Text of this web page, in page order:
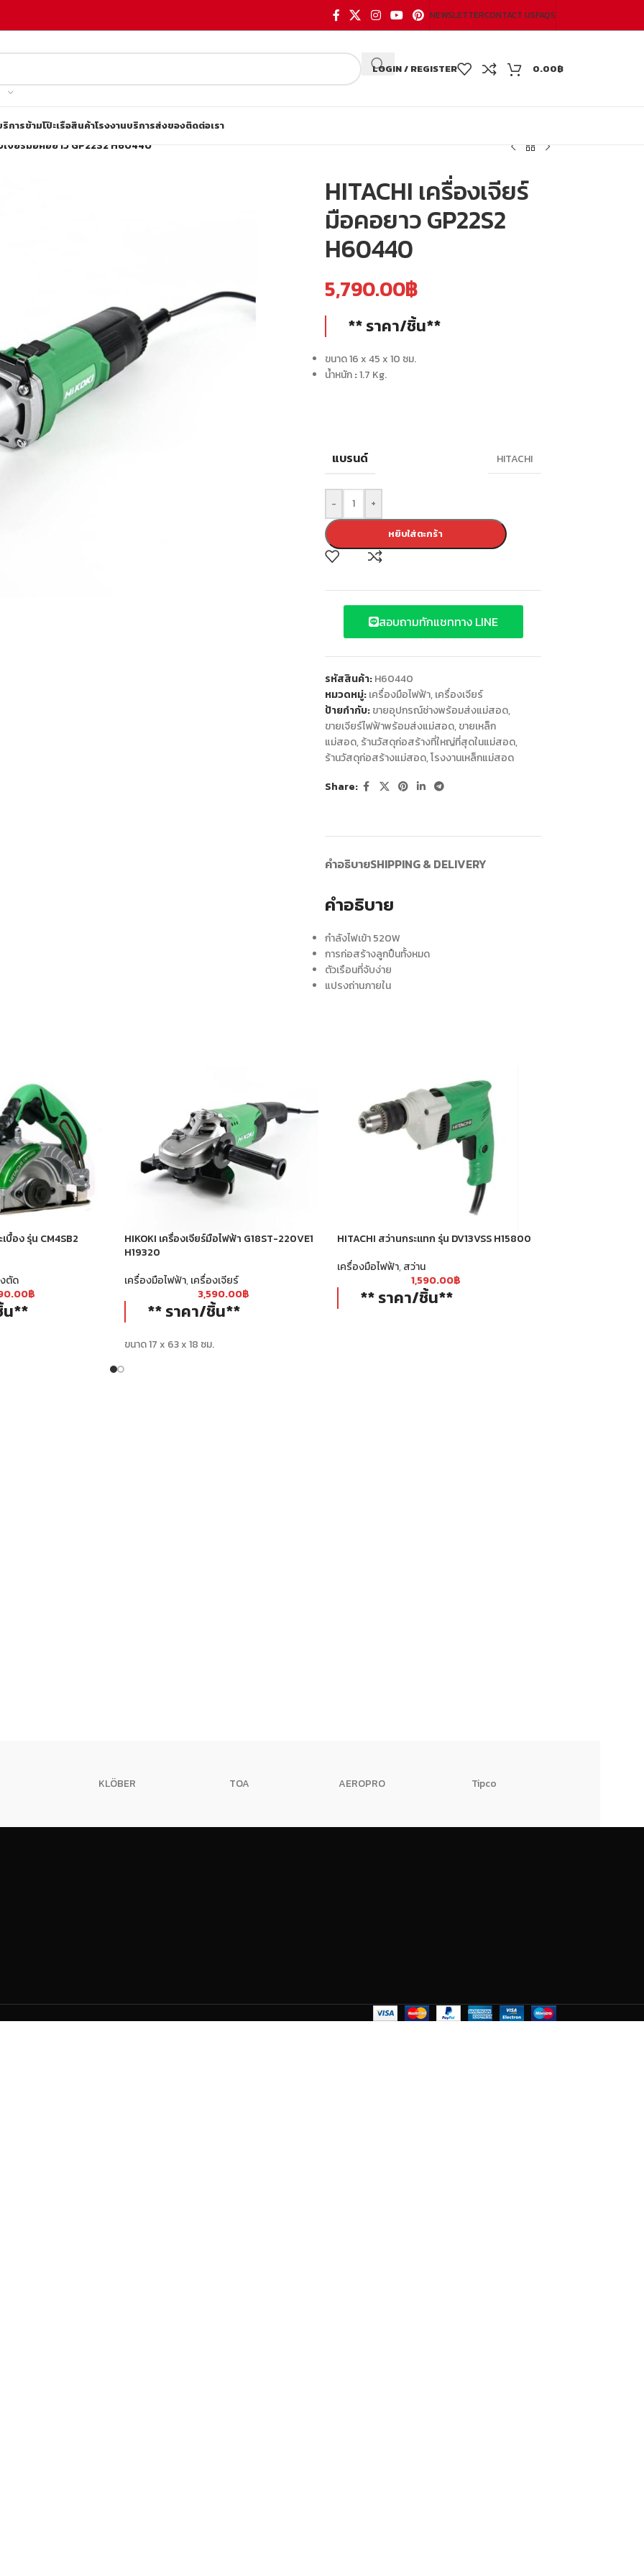
NEWSLETTERCONTACT USFAQS
LOGIN / REGISTER 0.00฿
ริการข้ามโป๊ะเรือสินค้าโรงงานบริการส่งของติดต่อเรา
เจียร์มือคอยาว GP22S2 H60440
HITACHI เครื่องเจียร์
มือคอยาว GP22S2
H60440
5,790.00฿
** ราคา/ชิ้น**
ขนาด 16 x 45 x 10 ซม.
น้ำหนัก:1.7 Kg.
แบรนด์ HITACHI
- +
หยิบใส่ตะกร้า
สอบถามทักแชททาง LINE
รหัสสินค้า:H60440
หมวดหมู่: เครื่องมือไฟฟ้า, เครื่องเจียร์
ป้ายกำกับ: ขายอุปกรณ์ช่างพร้อมส่งแม่สอด,
ขายเจียร์ไฟฟ้าพร้อมส่งแม่สอด, ขายเหล็ก
แม่สอด, ร้านวัสดุก่อสร้างที่ใหญ่ที่สุดในแม่สอด,
ร้านวัสดุก่อสร้างแม่สอด,โรงงานเหล็กแม่สอด
Share:
คำอธิบายSHIPPING & DELIVERY
คำอธิบาย
กำลังไฟเข้า 520W
การก่อสร้างลูกปืนทั้งหมด
ตัวเรือนที่จับง่าย
แปรงถ่านภายใน
บื้อง รุ่น CM4SB2
ตัด
฿
น**
HIKOKI เครื่องเจียร์มือไฟฟ้า G18ST-220VE1
H19320
เครื่องมือไฟฟ้า,เครื่องเจียร์
3,590.00฿
** ราคา/ชิ้น**
ขนาด 17 x 63 x 18 ซม.
HITACHI สว่านกระแทก รุ่น DV13VSS H15800
เครื่องมือไฟฟ้า, สว่าน
1,590.00฿
** ราคา/ชิ้น**
KLÖBER TOA AEROPRO Tipco